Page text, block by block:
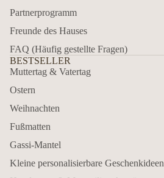
Partnerprogramm
Freunde des Hauses
FAQ (Häufig gestellte Fragen)
BESTSELLER
Muttertag & Vatertag
Ostern
Weihnachten
Fußmatten
Gassi-Mantel
Kleine personalisierbare Geschenkideen